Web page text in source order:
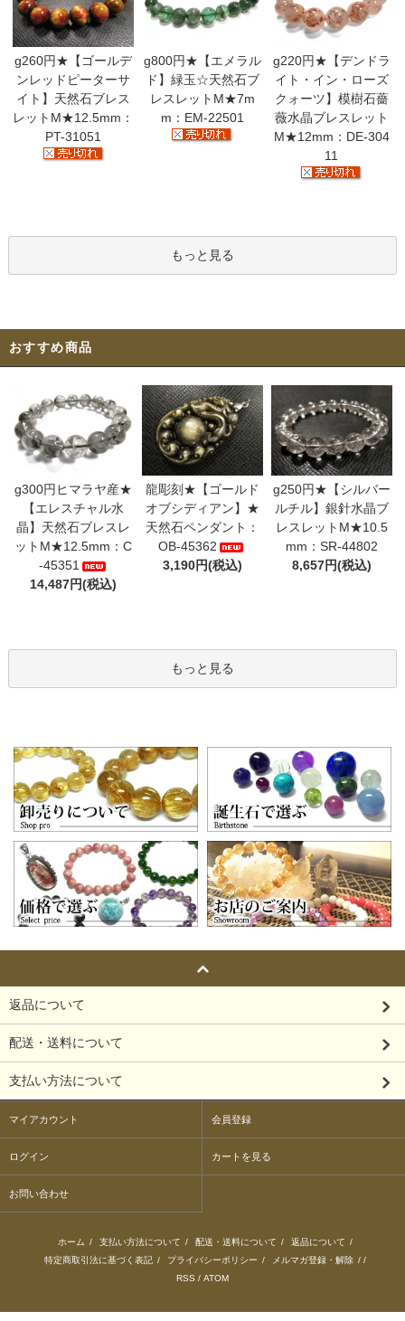
g260円★【ゴールデ
ンレッドピーターサ
イト】天然石ブレス
レットM★12.5mm：
PT-31051
g800円★【エメラル
ド】緑玉☆天然石ブ
レスレットM★7m
m：EM-22501
g220円★【デンドラ
イト・イン・ローズ
クォーツ】模樹石薔
薇水晶ブレスレット
M★12mm：DE-304
11
もっと見る
おすすめ商品
g300円ヒマラヤ産★
【エレスチャル水
晶】天然石ブレスレ
ットM★12.5mm：C
-45351
14,487円(税込)
龍彫刻★【ゴールド
オブシディアン】★
天然石ペンダント：
OB-45362
3,190円(税込)
g250円★【シルバー
ルチル】銀針水晶ブ
レスレットM★10.5
mm：SR-44802
8,657円(税込)
もっと見る
返品について
配送・送料について
支払い方法について
マイアカウント 会員登録
ログイン カートを見る
お問い合わせ
ホーム / 支払い方法について / 配送・送料について / 返品について /
特定商取引法に基づく表記 / プライバシーポリシー / メルマガ登録・解除 / /
RSS / ATOM